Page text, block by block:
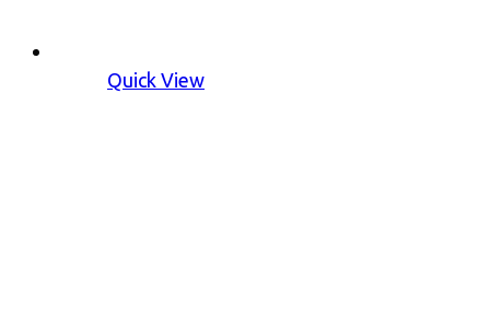
Quick View